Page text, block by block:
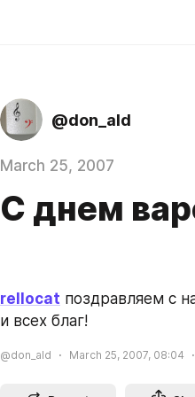
@don_ald
March 25, 2007
С днем
rellocat поздравляем с
и всех благ!
@don_ald March 25, 2007, 08:04